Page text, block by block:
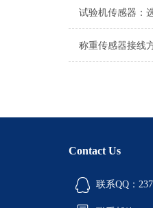
称重传感器接线
Contact Us
联系QQ：